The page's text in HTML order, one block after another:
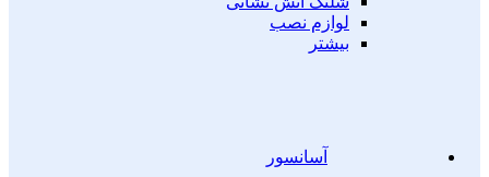
لوازم نصب
بیشتر
آسانسور